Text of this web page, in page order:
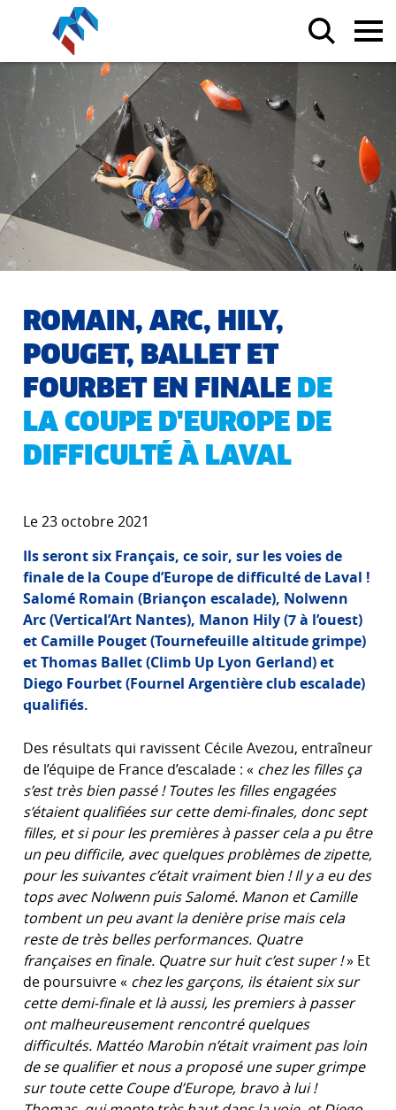
ROMAIN, ARC, HILY,
POUGET, BALLET ET
FOURBET EN FINALE DE
LA COUPE D'EUROPE DE
DIFFICULTÉ À LAVAL
Le 23 octobre 2021
Ils seront six Français, ce soir, sur les voies de
finale de la Coupe d’Europe de difficulté de Laval !
Salomé Romain (Briançon escalade), Nolwenn
Arc (Vertical’Art Nantes), Manon Hily (7 à l’ouest)
et Camille Pouget (Tournefeuille altitude grimpe)
et Thomas Ballet (Climb Up Lyon Gerland) et
Diego Fourbet (Fournel Argentière club escalade)
qualifiés.
Des résultats qui ravissent Cécile Avezou, entraîneur
de l’équipe de France d’escalade : « chez les filles ça
s’est très bien passé ! Toutes les filles engagées
s’étaient qualifiées sur cette demi-finales, donc sept
filles, et si pour les premières à passer cela a pu être
un peu difficile, avec quelques problèmes de zipette,
pour les suivantes c’était vraiment bien ! Il y a eu des
tops avec Nolwenn puis Salomé. Manon et Camille
tombent un peu avant la denière prise mais cela
reste de très belles performances. Quatre
françaises en finale. Quatre sur huit c’est super !» Et
de poursuivre « chez les garçons, ils étaient six sur
cette demi-finale et là aussi, les premiers à passer
ont malheureusement rencontré quelques
difficultés. Mattéo Marobin n’était vraiment pas loin
de se qualifier et nous a proposé une super grimpe
sur toute cette Coupe d’Europe, bravo à lui !